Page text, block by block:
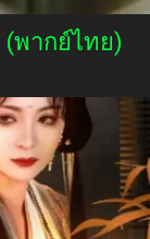
(พากย์ไทย)